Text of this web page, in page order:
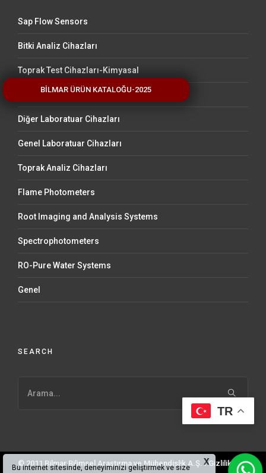
Sap Flow Sensors
Bitki Analiz Cihazları
Toprak Test Cihazları-Kimyasal
Stem Water Content Sensors
Diğer Laboratuar Cihazları
Genel Laboratuar Cihazları
Toprak Analiz Cihazları
Flame Photometers
Root Imaging and Analysis Systems
Spectrophotometers
RO-Pure Water Systems
Genel
SEARCH
© 2011 Bilmar Bilimsel Araştırma ve Mühendislik A.Ş. IGizlilik ve
TR
Bu internet sitesinde, deneyiminizi geliştirmek ve size
X
BİLMAR ÜRÜN KATALOĞU-2025